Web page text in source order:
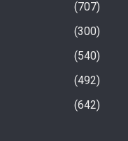
707
300
540
492
642